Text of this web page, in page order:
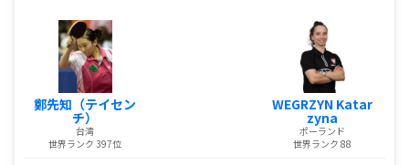
鄭先知（テイセン
チ）
台湾
世界ランク 397位
WEGRZYN Katar
zyna
ポーランド
世界ランク 88